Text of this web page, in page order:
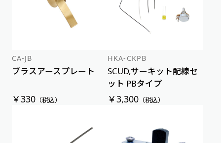
CA-JB
ブラスアースプレート
￥330（税込）
HKA-CKPB
SCUD,サーキット配線セ
ット PBタイプ
￥3,300 （税込）